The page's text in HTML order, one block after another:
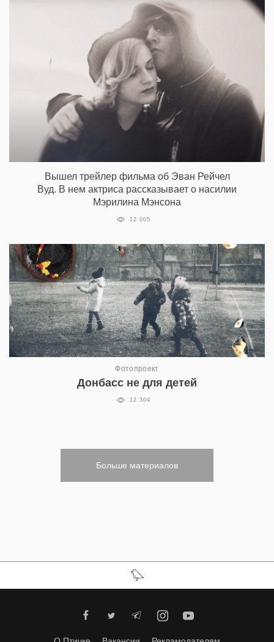
Вышел трейлер фильма об Эван Рейчел
Вуд. В нем актриса рассказывает о насилии
Мэрилина Мэнсона
12 005
Фотопроект
Донбасс не для детей
12 304
Больше материалов